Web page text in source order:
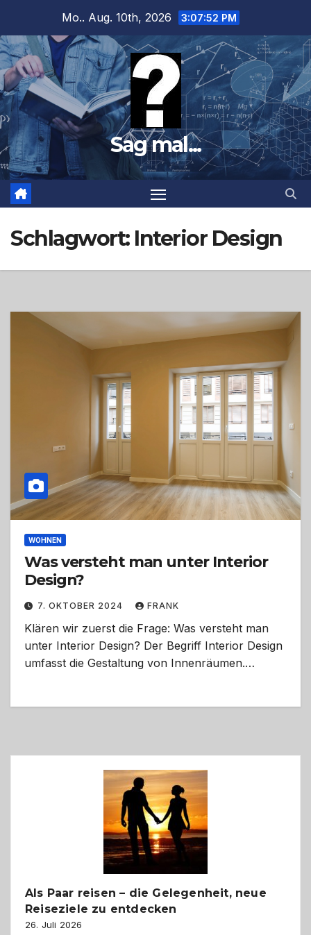
springen
Mo.. Aug. 10th, 2026 3:07:53 PM
Sag mal...
Schlagwort: Interior Design
WOHNEN
Was versteht man unter Interior
Design?
7. OKTOBER 2024 FRANK
Klären wir zuerst die Frage: Was versteht man
unter Interior Design? Der Begriff Interior Design
umfasst die Gestaltung von Innenräumen.…
Als Paar reisen – die Gelegenheit, neue
Reiseziele zu entdecken
26. Juli 2026